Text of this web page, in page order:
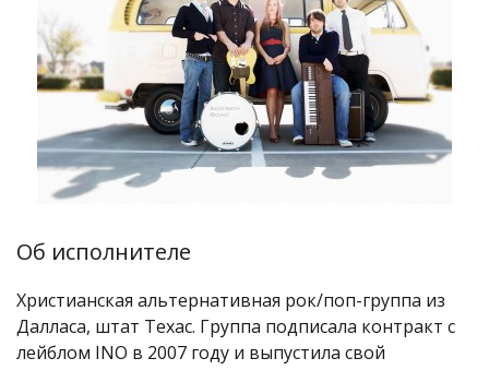
Об исполнителе
Христианская альтернативная рок/поп-группа из
Далласа, штат Техас. Группа подписала контракт с
лейблом INO в 2007 году и выпустила свой